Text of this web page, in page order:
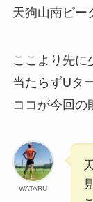
天狗山南ピー
ここより先に
当たらずUタ
ココが今回
WATARU